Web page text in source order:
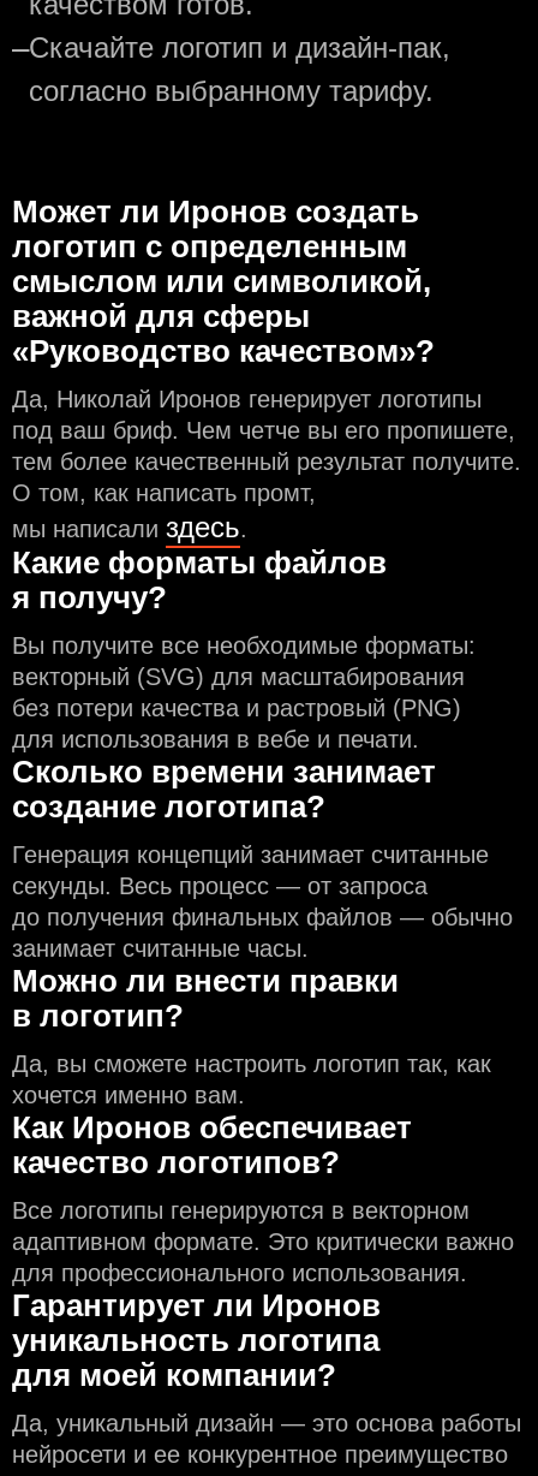
—Скачайте логотип и дизайн-пак,
согласно выбранному тарифу.
Может ли Иронов создать
логотип с определeнным
смыслом или символикой,
важной для сферы
«Руководство качеством»?
Да, Николай Иронов генерирует логотипы
под ваш бриф. Чем чeтче вы его пропишете,
тем более качественный результат получите.
О том, как написать промт,
мы написали здесь.
Какие форматы файлов
я получу?
Вы получите все необходимые форматы:
векторный (SVG) для масштабирования
без потери качества и растровый (PNG)
для использования в вебе и печати.
Сколько времени занимает
создание логотипа?
Генерация концепций занимает считанные
секунды. Весь процесс — от запроса
до получения финальных файлов — обычно
занимает считанные часы.
Можно ли внести правки
в логотип?
Да, вы сможете настроить логотип так, как
хочется именно вам.
Как Иронов обеспечивает
качество логотипов?
Все логотипы генерируются в векторном
адаптивном формате. Это критически важно
для профессионального использования.
Гарантирует ли Иронов
уникальность логотипа
для моей компании?
Да, уникальный дизайн — это основа работы
нейросети и еe конкурентное преимущество